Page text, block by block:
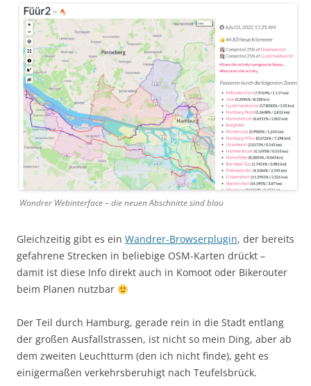
Wandrer Webinterface – die neuen Abschnitte sind blau
Gleichzeitig gibt es ein Wandrer-Browserplugin, der bereits
gefahrene Strecken in beliebige OSM-Karten drückt –
damit ist diese Info direkt auch in Komoot oder Bikerouter
beim Planen nutzbar
Der Teil durch Hamburg, gerade rein in die Stadt entlang
der großen Ausfallstrassen, ist nicht so mein Ding, aber ab
dem zweiten Leuchtturm (den ich nicht finde), geht es
einigermaßen verkehrsberuhigt nach Teufelsbrück.